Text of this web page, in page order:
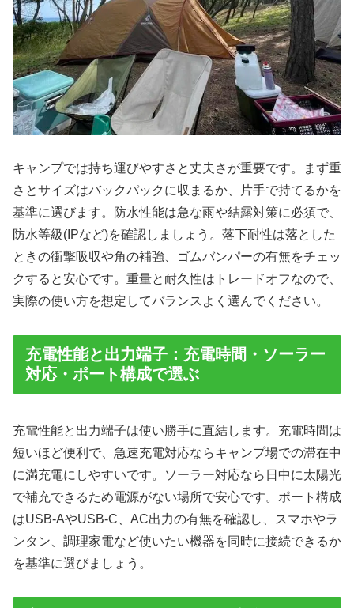
キャンプでは持ち運びやすさと丈夫さが重要です。まず重
さとサイズはバックパックに収まるか、片手で持てるかを
基準に選びます。防水性能は急な雨や結露対策に必須で、
防水等級(IPなど)を確認しましょう。落下耐性は落とした
ときの衝撃吸収や角の補強、ゴムバンパーの有無をチェッ
クすると安心です。重量と耐久性はトレードオフなので、
実際の使い方を想定してバランスよく選んでください。
充電性能と出力端子：充電時間・ソーラー
対応・ポート構成で選ぶ
充電性能と出力端子は使い勝手に直結します。充電時間は
短いほど便利で、急速充電対応ならキャンプ場での滞在中
に満充電にしやすいです。ソーラー対応なら日中に太陽光
で補充できるため電源がない場所で安心です。ポート構成
はUSB-AやUSB-C、AC出力の有無を確認し、スマホやラ
ンタン、調理家電など使いたい機器を同時に接続できるか
を基準に選びましょう。